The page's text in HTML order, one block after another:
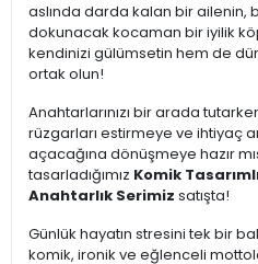
aslında darda kalan bir ailenin,
dokunacak kocaman bir iyilik
kendinizi gülümsetin hem de
ortak olun!
Anahtarlarınızı bir arada
rüzgarları estirmeye ve ihtiyaç
açacağına dönüşmeye hazır
tasarladığımız Komik
Anahtarlık Serimiz satışta!
Günlük hayatın stresini tek bir
komik, ironik ve eğlenceli